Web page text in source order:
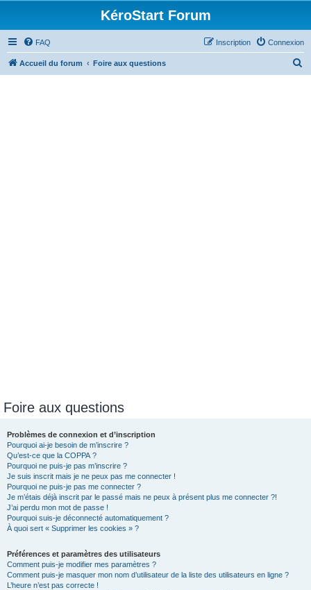
KéroStart Forum
FAQ Connexion
Inscription
Accueil du forum Foire aux questions
Foire aux questions
Problèmes de connexion et d’inscription
Pourquoi ai-je besoin de m’inscrire ?
Qu’est-ce que la COPPA ?
Pourquoi ne puis-je pas m’inscrire ?
Je suis inscrit mais je ne peux pas me connecter !
Pourquoi ne puis-je pas me connecter ?
Je m’étais déjà inscrit par le passé mais ne peux à présent plus me connecter ?!
J’ai perdu mon mot de passe !
Pourquoi suis-je déconnecté automatiquement ?
À quoi sert « Supprimer les cookies » ?
Préférences et paramètres des utilisateurs
Comment puis-je modifier mes paramètres ?
Comment puis-je masquer mon nom d’utilisateur de la liste des utilisateurs en ligne ?
L’heure n’est pas correcte !